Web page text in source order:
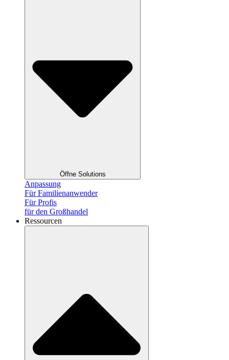
Öffne Solutions
Anpassung
Für Familienanwender
Für Profis
für den Großhandel
Ressourcen